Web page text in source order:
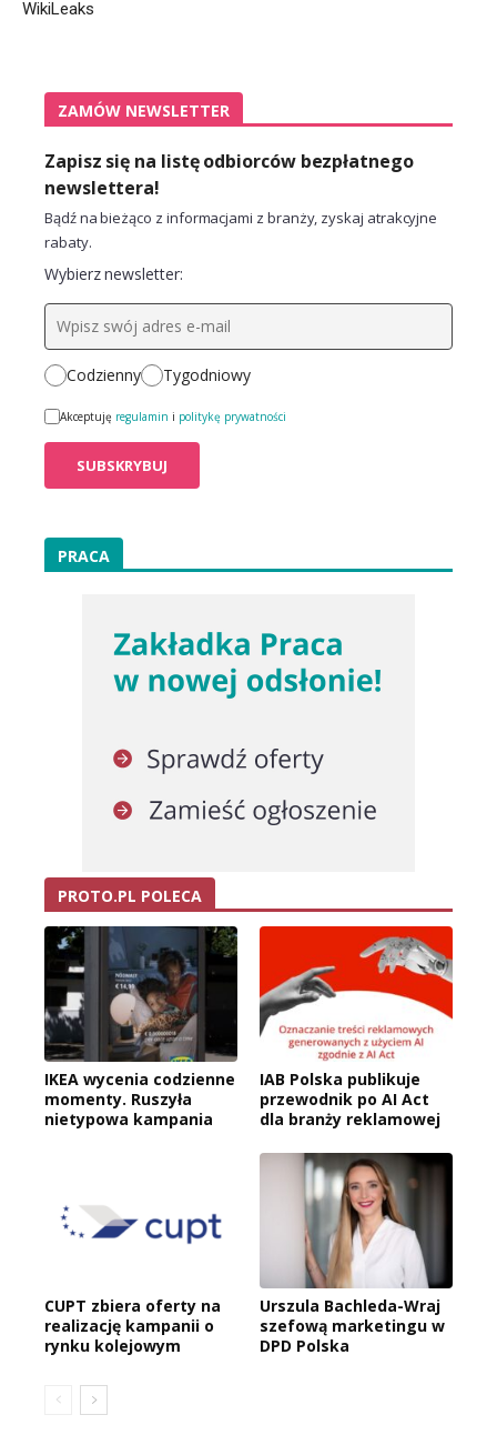
WikiLeaks
ZAMÓW NEWSLETTER
Zapisz się na listę odbiorców bezpłatnego
newslettera!
Bądź na bieżąco z informacjami z branży, zyskaj atrakcyjne
rabaty.
Wybierz newsletter:
Codzienny Tygodniowy
Akceptuję regulamin i politykę prywatności
PRACA
PROTO.PL POLECA
IKEA wycenia codzienne
momenty. Ruszyła
nietypowa kampania
IAB Polska publikuje
przewodnik po AI Act
dla branży reklamowej
CUPT zbiera oferty na
realizację kampanii o
rynku kolejowym
Urszula Bachleda-Wraj
szefową marketingu w
DPD Polska